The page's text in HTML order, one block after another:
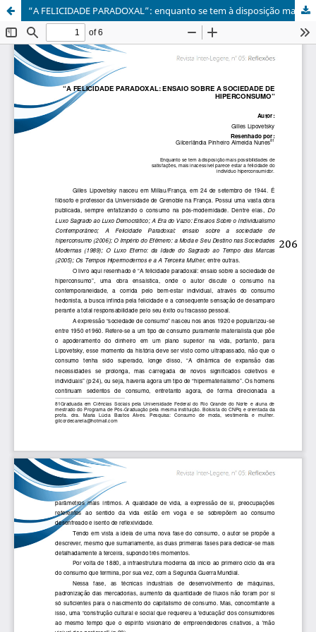
“A FELICIDADE PARADOXAL”: enquanto se tem à disposição mais possibilidades de satisfações, mais inacessível parece estar a felicidade do indivíduo hiperconsumidor.